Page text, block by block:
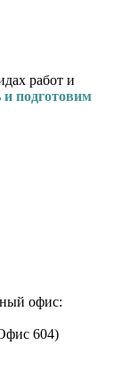
работ и
и подготовим
офис:
604)